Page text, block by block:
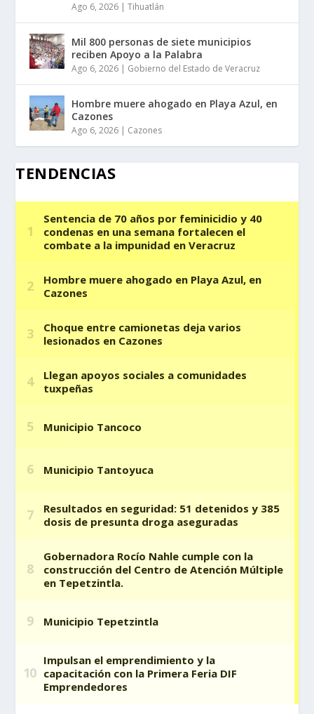
Ago 6, 2026 |Tihuatlán
Mil 800 personas de siete municipios
reciben Apoyo a la Palabra
Ago 6, 2026 | Gobierno del Estado de Veracruz
Hombre muere ahogado en Playa Azul, en
Cazones
Ago 6, 2026 | Cazones
TENDENCIAS